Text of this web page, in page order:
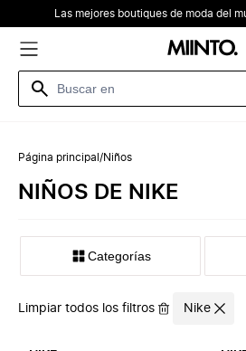
Las mejores boutiques de moda del
Página principal /Niños
NIÑOS DE NIKE
Categorías
Limpiar todos los filtros Nike